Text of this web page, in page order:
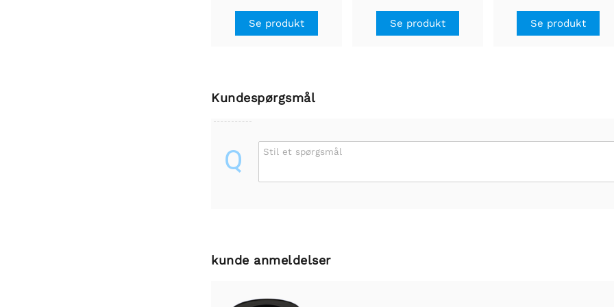
Se produkt Se produkt Se produkt
Kundespørgsmål
Q Stil et spørgsmål
kunde anmeldelser